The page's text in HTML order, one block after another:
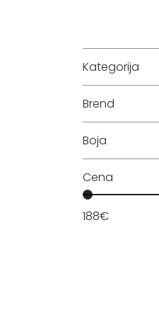
Kategorija
Brend
Boja
Cena
188€